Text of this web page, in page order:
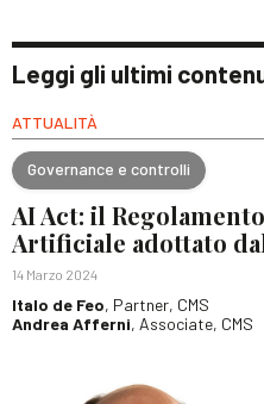
Leggi gli ultimi
ATTUALITÀ
Governance e controlli
AI Act: il
Artificiale adottato
14 Marzo 2024
Italo de Feo, Partner, CMS
Andrea Afferni, Associate, CMS